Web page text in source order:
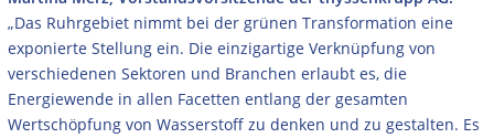
„Das Ruhrgebiet nimmt bei der grünen Transformation eine
exponierte Stellung ein. Die einzigartige Verknüpfung von
verschiedenen Sektoren und Branchen erlaubt es, die
Energiewende in allen Facetten entlang der gesamten
Wertschöpfung von Wasserstoff zu denken und zu gestalten. Es